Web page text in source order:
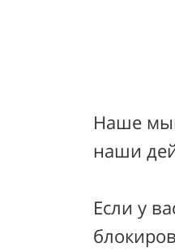
Наше
наши
Если у